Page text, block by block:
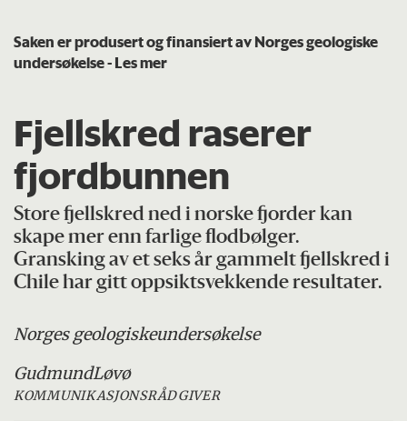
Saken er produsert og finansiert av Norges geologiske
undersøkelse- Les mer
Fjellskred raserer
fjordbunnen
Store fjellskred ned i norske fjorder kan
skape mer enn farlige flodbølger.
Gransking av et seks år gammelt fjellskred i
Chile har gitt oppsiktsvekkende resultater.
Norges geologiskeundersøkelse
GudmundLøvø
KOMMUNIKASJONSRÅDGIVER